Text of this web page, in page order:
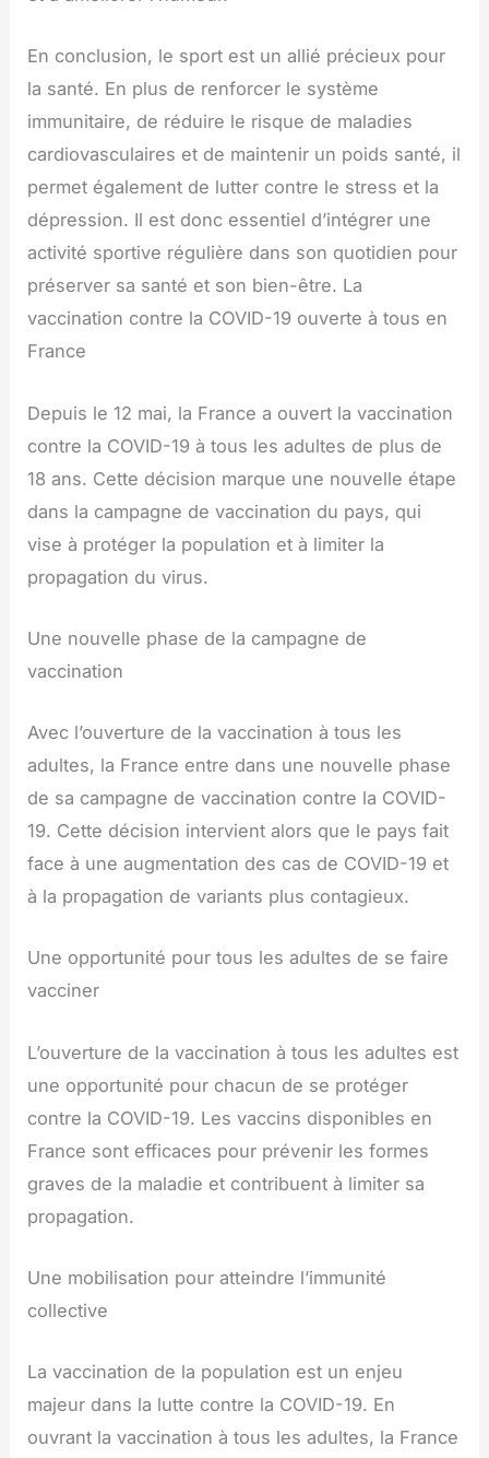
En conclusion, le sport est un allié précieux pour
la santé. En plus de renforcer le système
immunitaire, de réduire le risque de maladies
cardiovasculaires et de maintenir un poids santé, il
permet également de lutter contre le stress et la
dépression. Il est donc essentiel d’intégrer une
activité sportive régulière dans son quotidien pour
préserver sa santé et son bien-être. La
vaccination contre la COVID-19 ouverte à tous en
France
Depuis le 12 mai, la France a ouvert la vaccination
contre la COVID-19 à tous les adultes de plus de
18 ans. Cette décision marque une nouvelle étape
dans la campagne de vaccination du pays, qui
vise à protéger la population et à limiter la
propagation du virus.
Une nouvelle phase de la campagne de
vaccination
Avec l’ouverture de la vaccination à tous les
adultes, la France entre dans une nouvelle phase
de sa campagne de vaccination contre la COVID-
19. Cette décision intervient alors que le pays fait
face à une augmentation des cas de COVID-19 et
à la propagation de variants plus contagieux.
Une opportunité pour tous les adultes de se faire
vacciner
L’ouverture de la vaccination à tous les adultes est
une opportunité pour chacun de se protéger
contre la COVID-19. Les vaccins disponibles en
France sont efficaces pour prévenir les formes
graves de la maladie et contribuent à limiter sa
propagation.
Une mobilisation pour atteindre l’immunité
collective
La vaccination de la population est un enjeu
majeur dans la lutte contre la COVID-19. En
ouvrant la vaccination à tous les adultes, la France